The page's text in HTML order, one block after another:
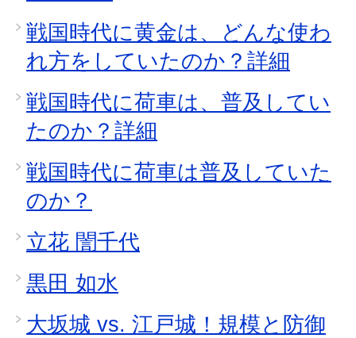
戦国時代に黄金は、どんな使わ
れ方をしていたのか？詳細
戦国時代に荷車は、普及してい
たのか？詳細
戦国時代に荷車は普及していた
のか？
立花 誾千代
黒田 如水
大坂城 vs. 江戸城！規模と防御